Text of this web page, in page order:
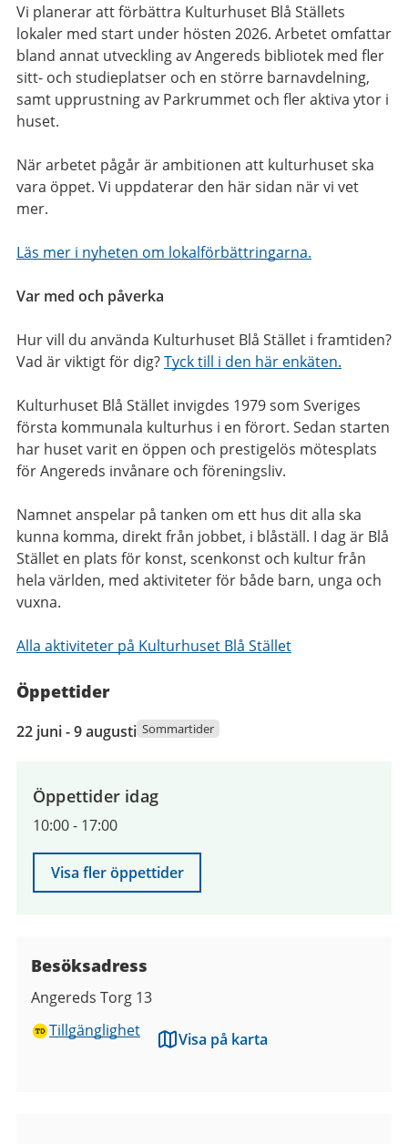
Vi planerar att förbättra Kulturhuset Blå Ställets
lokaler med start under hösten 2026. Arbetet omfattar
bland annat utveckling av Angereds bibliotek med fler
sitt- och studieplatser och en större barnavdelning,
samt upprustning av Parkrummet och fler aktiva ytor i
huset.
När arbetet pågår är ambitionen att kulturhuset ska
vara öppet. Vi uppdaterar den här sidan när vi vet
mer.
Läs mer i nyheten om lokalförbättringarna.
Var med och påverka
Hur vill du använda Kulturhuset Blå Stället i framtiden?
Vad är viktigt för dig?Tyck till i den här enkäten.
Kulturhuset Blå Stället invigdes 1979 som Sveriges
första kommunala kulturhus i en förort. Sedan starten
har huset varit en öppen och prestigelös mötesplats
för Angereds invånare och föreningsliv.
Namnet anspelar på tanken om ett hus dit alla ska
kunna komma, direkt från jobbet, i blåställ. I dag är Blå
Stället en plats för konst, scenkonst och kultur från
hela världen, med aktiviteter för både barn, unga och
vuxna.
Alla aktiviteter på Kulturhuset Blå Stället
Öppettider
22
juni
augusti
2026
22 juni - 9 augusti Sommartider
Öppettider idag
10:00- 17:00
Visa fler öppettider
Besöksadress
Angereds Torg 13
Tillgänglighet
Visa på karta